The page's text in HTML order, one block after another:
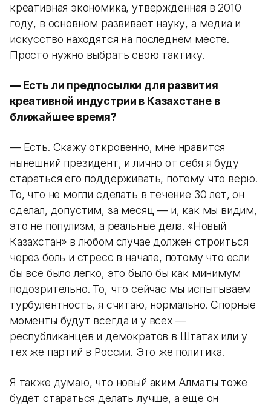
креативная экономика, утвержденная в 2010
году, в основном развивает науку, а медиа и
искусство находятся на последнем месте.
Просто нужно выбрать свою тактику.
— Есть ли предпосылки для развития
креативной индустрии в Казахстане в
ближайшее время?
— Есть. Скажу откровенно, мне нравится
нынешний президент, и лично от себя я буду
стараться его поддерживать, потому что верю.
То, что не могли сделать в течение 30 лет, он
сделал, допустим, за месяц — и, как мы видим,
это не популизм, а реальные дела. «Новый
Казахстан» в любом случае должен строиться
через боль и стресс в начале, потому что если
бы все было легко, это было бы как минимум
подозрительно. То, что сейчас мы испытываем
турбулентность, я считаю, нормально. Спорные
моменты будут всегда и у всех —
республиканцев и демократов в Штатах или у
тех же партий в России. Это же политика.
Я также думаю, что новый аким Алматы тоже
будет стараться делать лучше, а еще он